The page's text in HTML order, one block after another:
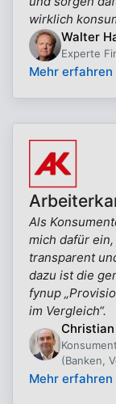
wirklich
Walter
Experte
Mehr erfahren
Als
mich dafür
transparent
dazu ist die
fynup
im Vergleich“.
(Banken,
Mehr erfahren